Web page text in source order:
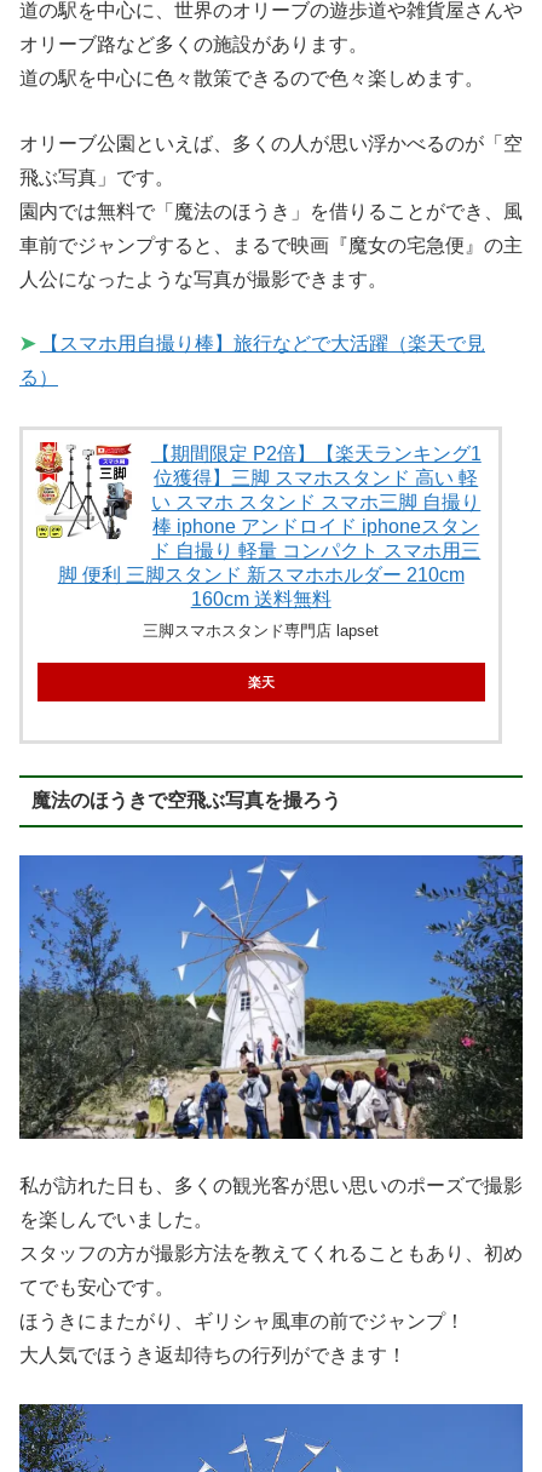
道の駅を中心に、世界のオリーブの遊歩道や雑貨屋さんや
オリーブ路など多くの施設があります。
道の駅を中心に色々散策できるので色々楽しめます。
オリーブ公園といえば、多くの人が思い浮かべるのが「空
飛ぶ写真」です。
園内では無料で「魔法のほうき」を借りることができ、風
車前でジャンプすると、まるで映画『魔女の宅急便』の主
人公になったような写真が撮影できます。
➤
【スマホ用自撮り棒】旅行などで大活躍（楽天で見
る）
【期間限定 P2倍】【楽天ランキング1
位獲得】三脚 スマホスタンド 高い 軽
い スマホ スタンド スマホ三脚 自撮り
棒 iphone アンドロイド iphoneスタン
ド 自撮り 軽量 コンパクト スマホ用三
脚 便利 三脚スタンド 新スマホホルダー 210cm
160cm 送料無料
三脚スマホスタンド専門店 lapset
楽天
魔法のほうきで空飛ぶ写真を撮ろう
私が訪れた日も、多くの観光客が思い思いのポーズで撮影
を楽しんでいました。
スタッフの方が撮影方法を教えてくれることもあり、初め
てでも安心です。
ほうきにまたがり、ギリシャ風車の前でジャンプ！
大人気でほうき返却待ちの行列ができます！